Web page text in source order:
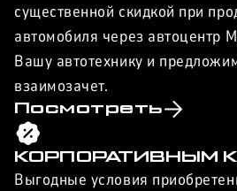
существенной скидкой при
автомобиля через автоцентр
Вашу автотехнику и
взаимозачет.
Посмотреть
КОРПОРАТИВНЫМ
Выгодные условия